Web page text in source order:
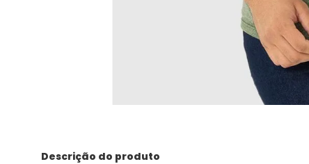
Descrição do produto